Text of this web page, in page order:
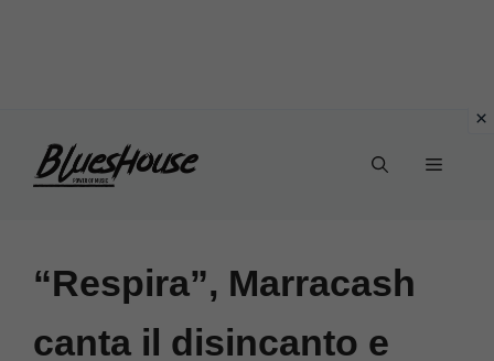
Menu
“Respira”, Marracash
canta il disincanto e